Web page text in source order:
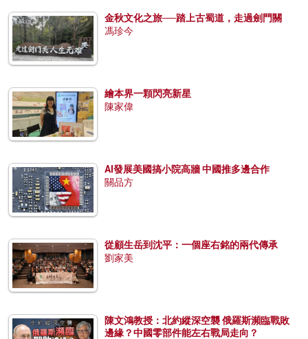
金秋文化之旅──踏上古蜀道，走過劍門關
馮珍今
繪本界一顆閃亮新星
陳家偉
AI發展美國搞小院高牆 中國推多邊合作
關品方
從顧生岳到沈平：一個座右銘的兩代傳承
劉家美
陳文鴻教授：北約縱深空襲 俄羅斯瀕臨戰敗
邊緣？中國零部件能左右戰局走向？